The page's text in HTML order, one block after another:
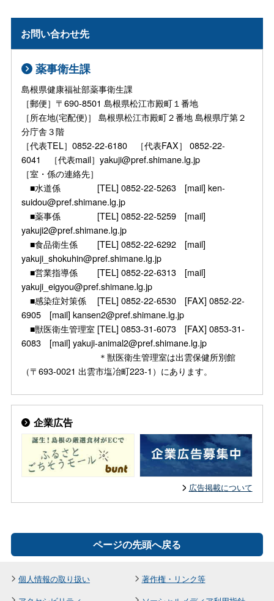
お問い合わせ先
薬事衛生課
島根県健康福祉部薬事衛生課
［郵便］〒690-8501 島根県松江市殿町１番地
［所在地(宅配便)］ 島根県松江市殿町２番地 島根県庁第２
分庁舎３階
［代表TEL］0852-22-6180 ［代表FAX］ 0852-22-
6041 ［代表mail］yakuji@pref.shimane.lg.jp
［室・係の連絡先］
■水道係 [TEL] 0852-22-5263 [mail] ken-
suidou@pref.shimane.lg.jp
■薬事係 [TEL] 0852-22-5259 [mail]
yakuji2@pref.shimane.lg.jp
■食品衛生係 [TEL] 0852-22-6292 [mail]
yakuji_shokuhin@pref.shimane.lg.jp
■営業指導係 [TEL] 0852-22-6313 [mail]
yakuji_eigyou@pref.shimane.lg.jp
■感染症対策係 [TEL] 0852-22-6530 [FAX] 0852-22-
6905 [mail] kansen2@pref.shimane.lg.jp
■獣医衛生管理室 [TEL] 0853-31-6073 [FAX] 0853-31-
6083 [mail] yakuji-animal2@pref.shimane.lg.jp
＊獣医衛生管理室は出雲保健所別館
（〒693-0021 出雲市塩冶町223-1）にあります。
企業広告
広告掲載について
ページの先頭へ戻る
個人情報の取り扱い
著作権・リンク等